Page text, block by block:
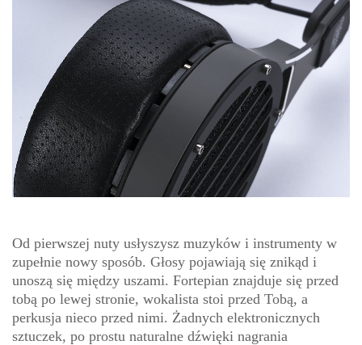
Od pierwszej nuty usłyszysz muzyków i instrumenty w
zupełnie nowy sposób. Głosy pojawiają się znikąd i
unoszą się między uszami. Fortepian znajduje się przed
tobą po lewej stronie, wokalista stoi przed Tobą, a
perkusja nieco przed nimi. Żadnych elektronicznych
sztuczek, po prostu naturalne dźwięki nagrania